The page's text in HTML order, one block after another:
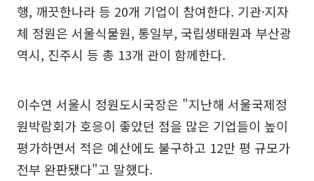
행, 깨끗한나라 등 20개 기업이 참여한다. 기관·지자
체 정원은 서울식물원, 통일부, 국립생태원과 부산광
역시, 진주시 등 총 13개 관이 함께한다.
이수연 서울시 정원도시국장은 "지난해 서울국제정
원박람회가 호응이 좋았던 점을 많은 기업들이 높이
평가하면서 적은 예산에도 불구하고 12만 평 규모가
전부 완판됐다"고 말했다.